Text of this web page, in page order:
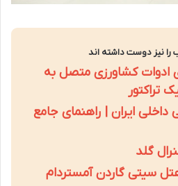
را نیز دوست داشته اند
ادوات کشاورزی متصل به
تراکتور
ایران | راهنمای جامع
گلد
سیتی گاردن آمستردام